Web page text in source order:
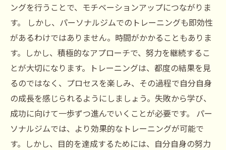
ングを行うことで、モチベーションアップにつながりま
す。 しかし、パーソナルジムでのトレーニングも即効性
があるわけではありません。時間がかかることもありま
す。しかし、積極的なアプローチで、努力を継続するこ
とが大切になります。トレーニングは、都度の結果を見
るのではなく、プロセスを楽しみ、その過程で自分自身
の成長を感じられるようにしましょう。失敗から学び、
成功に向けて一歩ずつ進んでいくことが必要です。 パー
ソナルジムでは、より効果的なトレーニングが可能で
す。しかし、目的を達成するためには、自分自身の努力